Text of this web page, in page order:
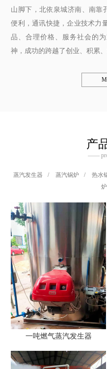
山脚下，北依泉城济南、南靠
便利，通讯快捷，企业技术力
品、合理价格、服务社会的
神，成功的跨越了创业、积累、
产
——
蒸汽发生器 / 蒸汽锅炉 / 热水
一吨燃气蒸汽发生器